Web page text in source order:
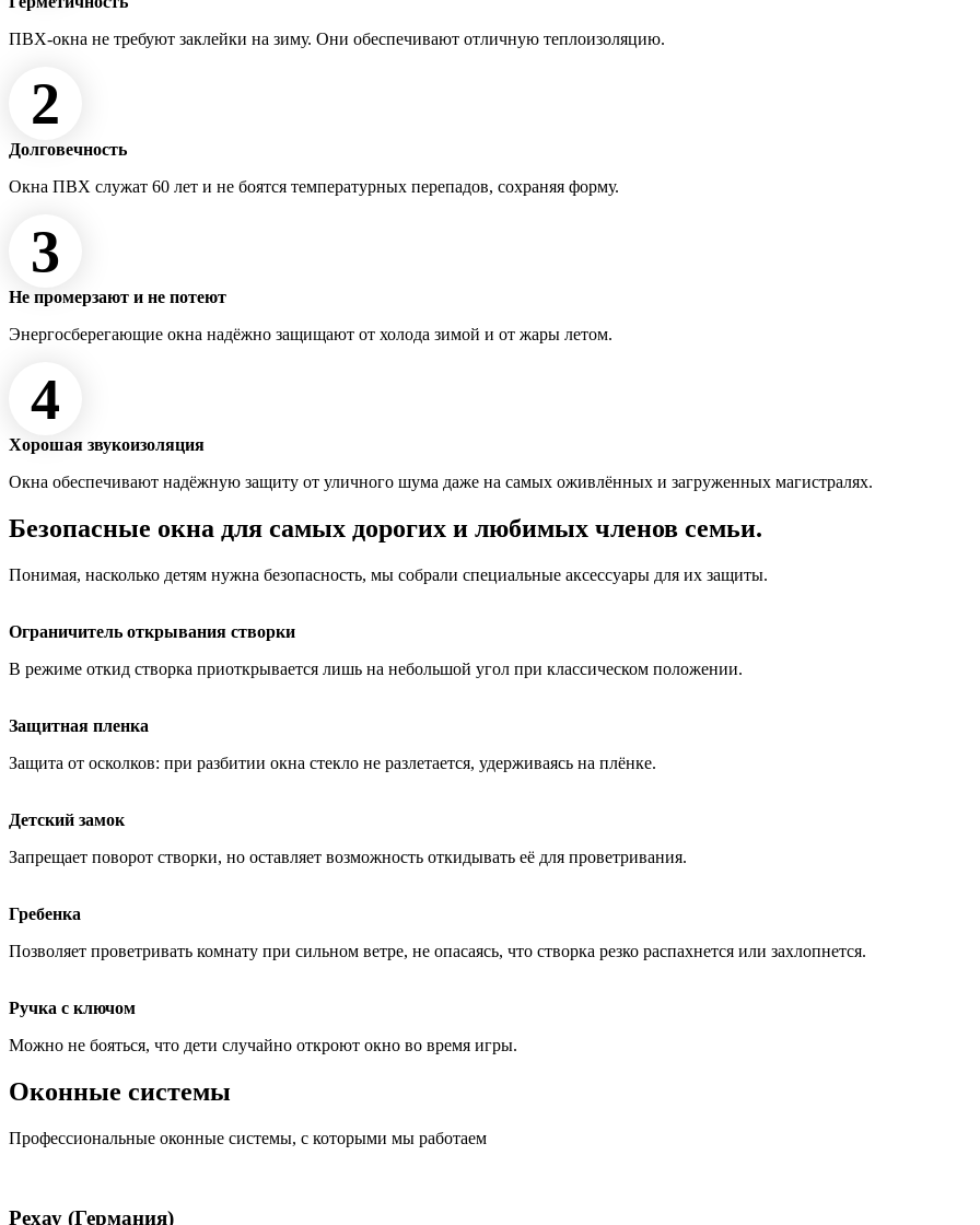
ПВХ-окна не требуют заклейки на зиму. Они обеспечивают отличную теплоизоляцию.
2
Долговечность
Окна ПВХ служат 60 лет и не боятся температурных перепадов, сохраняя форму.
3
Не промерзают и не потеют
Энергосберегающие окна надёжно защищают от холода зимой и от жары летом.
4
Хорошая звукоизоляция
Окна обеспечивают надёжную защиту от уличного шума даже на самых оживлённых и загруженных магистралях.
Безопасные окна для самых дорогих и любимых членов семьи.
Понимая, насколько детям нужна безопасность, мы собрали специальные аксессуары для их защиты.
Ограничитель открывания створки
В режиме откид створка приоткрывается лишь на небольшой угол при классическом положении.
Защитная пленка
Защита от осколков: при разбитии окна стекло не разлетается, удерживаясь на плёнке.
Детский замок
Запрещает поворот створки, но оставляет возможность откидывать её для проветривания.
Гребенка
Позволяет проветривать комнату при сильном ветре, не опасаясь, что створка резко распахнется или захлопнется.
Ручка с ключом
Можно не бояться, что дети случайно откроют окно во время игры.
Оконные системы
Профессиональные оконные системы, с которыми мы работаем
Рехау (Германия)